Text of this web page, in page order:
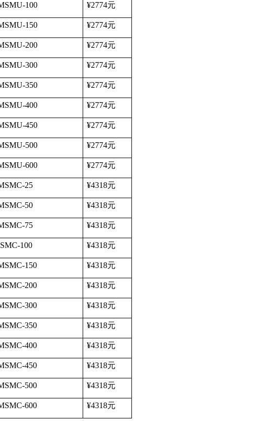
100 ¥2774元
150 ¥2774元
200 ¥2774元
300 ¥2774元
350 ¥2774元
400 ¥2774元
450 ¥2774元
500 ¥2774元
600 ¥2774元
25 ¥4318元
50 ¥4318元
75 ¥4318元
100 ¥4318元
150 ¥4318元
200 ¥4318元
300 ¥4318元
350 ¥4318元
400 ¥4318元
450 ¥4318元
500 ¥4318元
600 ¥4318元